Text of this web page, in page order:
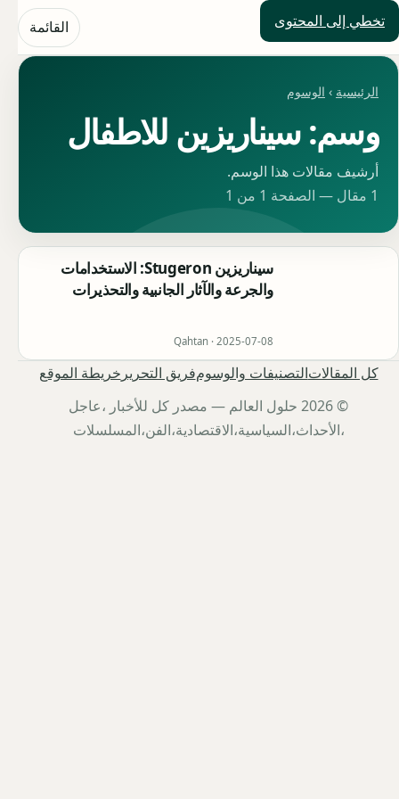
تخطي إلى المحتوى
حلول العالم القائمة
الرئيسية › الوسوم
وسم: سيناريزين للاطفال
أرشيف مقالات هذا الوسم.
1 مقال — الصفحة 1 من 1
سيناريزين Stugeron: الاستخدامات
والجرعة والآثار الجانبية والتحذيرات
Qahtan · 2025-07-08
كل المقالاتالتصنيفات والوسومفريق التحرير خريطة الموقع
© 2026 حلول العالم — مصدر كل للأخبار ،عاجل
،الأحداث،السياسية،الاقتصادية،الفن،المسلسلات